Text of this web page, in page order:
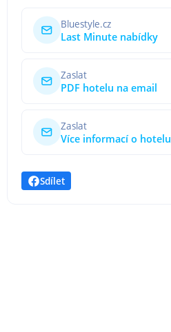
Bluestyle.cz
Last Minute nabídky
Zaslat
PDF hotelu na email
Zaslat
Více informací o hotelu
Sdílet